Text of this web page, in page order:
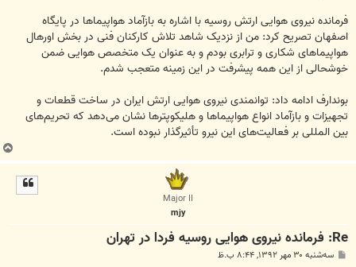
فرمانده نیروی هوایی ارتش روسیه با اشاره به بازآماد هواپیماها در پایگاه
اصفهان تصریح کرد: من از نزدیک شاهد تلاش کارکنان فنی در بخش اورهال
هواپیماهای شکاری و ترابری بودم و به عنوان یک متخصص هوایی ضمن
خوشحالی از این همه پیشرفت در این زمینه متعجب شدم.
بوندارف ادامه داد: توانمندی نیروی هوایی ارتش ایران در ساخت قطعات و
تجهیزات و بازآماد انواع هواپیماها و هلیکوپترها نشان می‌دهد که تحریم‌های
بین المللی بر فعالیت‌های این نیرو تأثیرگذار نبوده است.
Major II
mjy
Re: فرمانده نیروی هوایی روسیه فردا در تهران
سه‌شنبه ۳۰ مهر ۱۳۹۲, ۸:۴۴ ب.ظ